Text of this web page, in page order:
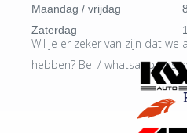
Maandag / vrijdag
Zaterdag
Wil je er zeker van zijn dat we
hebben? Bel / whatsapp ons